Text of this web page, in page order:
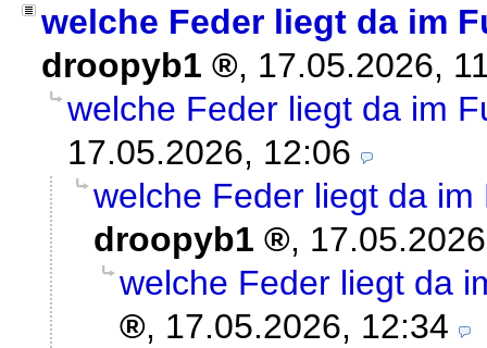
welche Feder liegt da im
droopyb1
, 17.05.2026,
welche Feder liegt da im
17.05.2026, 12:06
welche Feder liegt da
droopyb1
,
welche Feder liegt da
, 17.05.2026, 12:34